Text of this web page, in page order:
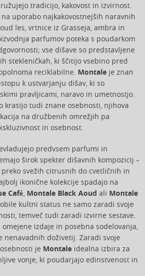
tradicijo, kakovost in izvirnost.
uporabo najkakovostnejših naravnih
les, vrtnice iz Grasseja, ambra in
parfumov poteka s poudarkom
vse dišave so predstavljene
stekleničkah, ki ščitijo vsebino pred
reciklabilne. Montale je znan
k ustvarjanju dišav, ki so
pravljicami, naravo in umetnostjo.
krasijo tudi znane osebnosti, njihova
na družbenih omrežjih pa
in osebnost.
predvsem parfumi in
širok spekter dišavnih kompozicij –
svežih citrusnih do cvetličnih in
ikonične kolekcije spadajo na
Café, Montale Black Aoud ali Montale
kultni status ne samo zaradi svoje
temveč tudi zaradi izvirne sestave.
izdaje in posebna sodelovanja,
nenavadnih doživetij. Zaradi svoje
je Montale idealna izbira za
vonje, ki poudarjajo edinstvenost in